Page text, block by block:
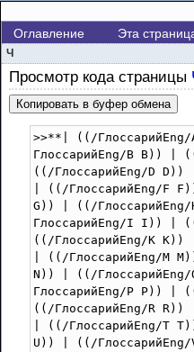
Оглавление Эта
Ч
Просмотр кода страницы
Копировать в буфер обмена
>>**| ((/
ГлоссарийEng/B B)) |
((/ГлоссарийEng/D
| ((/ГлоссарийEng/F
G)) | ((/
ГлоссарийEng/I I)) |
((/ГлоссарийEng/K
| ((/ГлоссарийEng/M
N)) | ((/
ГлоссарийEng/P P)) |
((/ГлоссарийEng/R
| ((/ГлоссарийEng/T
U)) | ((/